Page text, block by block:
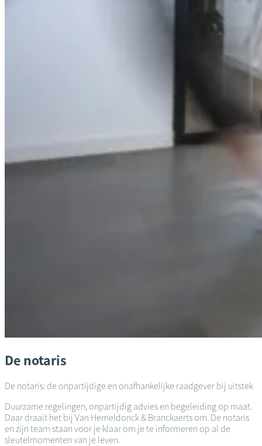
De notaris
De notaris: de onpartijdige en onafhankelijke raadgever bij uitstek
Duurzame regelingen, onpartijdig advies en begeleiding op maat.
Daar draait het bij Van Hemeldonck & Branckaerts om. De notaris
en zijn team staan voor je klaar om je te informeren op al de
sleutelmomenten van je leven.